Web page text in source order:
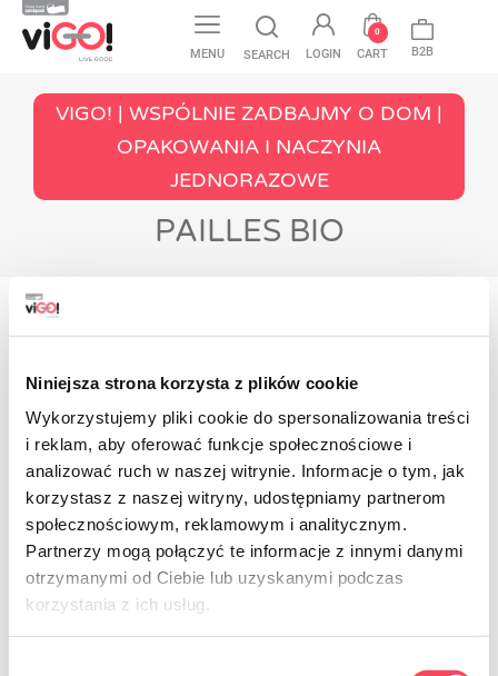
Niniejsza strona korzysta z plików cookie
Wykorzystujemy pliki cookie do spersonalizowania treści
i reklam, aby oferować funkcje społecznościowe i
analizować ruch w naszej witrynie. Informacje o tym, jak
korzystasz z naszej witryny, udostępniamy partnerom
społecznościowym, reklamowym i analitycznym.
Partnerzy mogą połączyć te informacje z innymi danymi
otrzymanymi od Ciebie lub uzyskanymi podczas
korzystania z ich usług.
MENU SEARCH LOGIN CART
0
B2B
VIGO! | WSPÓLNIE ZADBAJMY O DOM |
OPAKOWANIA I NACZYNIA
JEDNORAZOWE
PAILLES BIO
moment
Restez à l'écoute ! D'autres produits seront
affichés ici au fur et à mesure qu'ils seront
ajoutés.
Contact
NEWSLETTER